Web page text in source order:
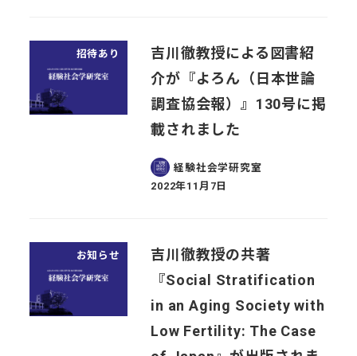
招待あり
吉川徹教授による図書紹
介が『よろん（日本世論
調査協会報）』130号に掲
載されました
経験社会学研究室
投稿日
2022年11月7日
お知らせ
吉川徹教授の共著
『Social Stratification
in an Aging Society with
Low Fertility: The Case